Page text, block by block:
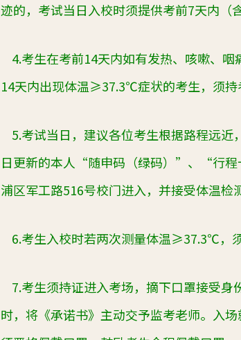
迹的，考试当日入校时须提供考前7天内（
4.考生在考前14天内如有发热、咳嗽、咽
14天内出现体温≥37.3℃症状的考生，须持
5.考试当日，建议各位考生根据路程远近
日更新的本人“随申码（绿码）”、“行程
浦区军工路516号校门进入，并接受体温检
6.考生入校时若两次测量体温≥37.3℃，
7.考生须持证进入考场，摘下口罩接受
时，将《承诺书》主动交予监考老师。入